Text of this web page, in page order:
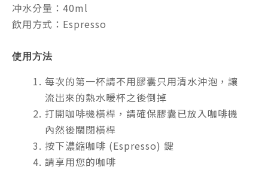
冲水分量：40ml
飲用方式：Espresso
使用方法
每次的第一杯請不用膠囊只用清水沖泡，讓
流出來的熱水暖杯之後倒掉
打開咖啡機橫桿，請確保膠囊已放入咖啡機
內然後關閉橫桿
按下濃縮咖啡 (Espresso) 鍵
請享用您的咖啡